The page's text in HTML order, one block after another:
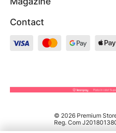
Contact
© 2026 Premium
Reg. Com